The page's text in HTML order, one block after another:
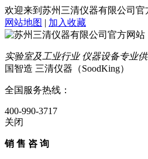
欢迎来到苏州三清仪器有限公司官
网站地图 | 加入收藏
实验室及工业行业 仪器设备专业
国智造 三清仪器（SoodKing）
全国服务热线：
400-990-3717
关闭
销 售 咨 询